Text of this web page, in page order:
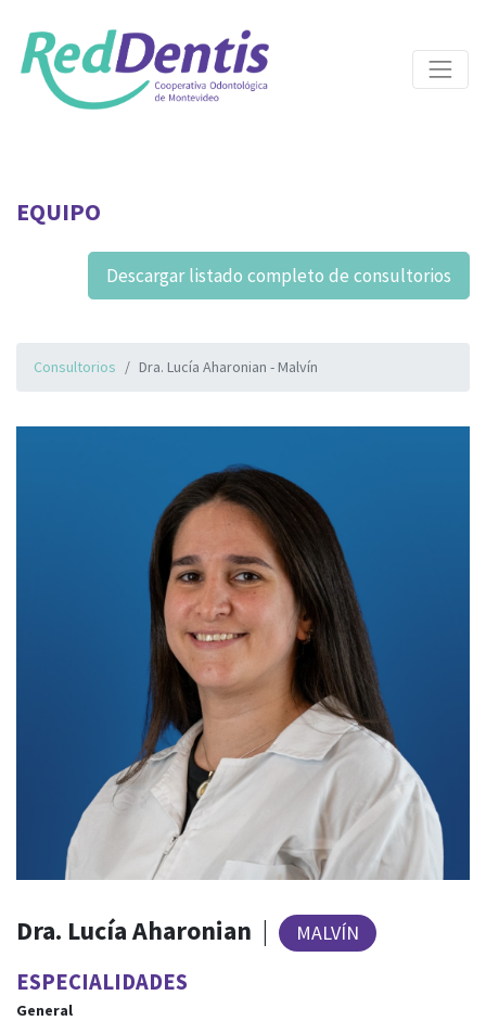
EQUIPO
Descargar listado completo de consultorios
Consultorios Dra. Lucía Aharonian - Malvín
Dra. Lucía Aharonian | MALVÍN
ESPECIALIDADES
General